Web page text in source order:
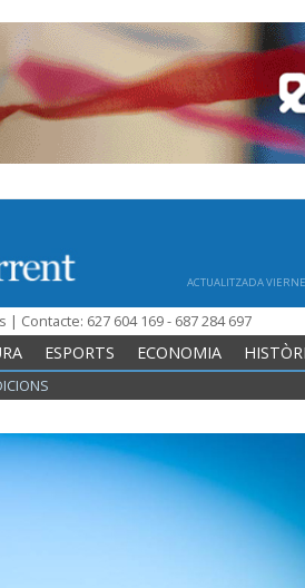
ACTUALITZADA
Contacte: 627 604 169 - 687 284 697
ESPORTS ECONOMIA